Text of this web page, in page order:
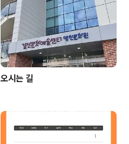
오시는 길